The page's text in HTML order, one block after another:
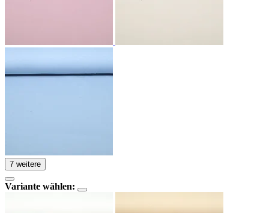
7 weitere
Variante wählen: